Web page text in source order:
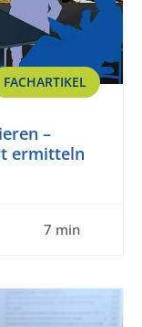
FACHARTIKEL
–
ermitteln
7 min